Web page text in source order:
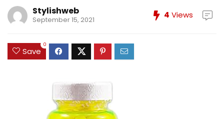
Stylishweb
September 15, 2021 4 Views
Save
0